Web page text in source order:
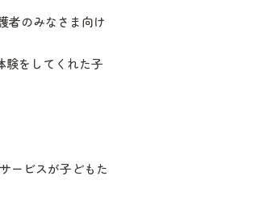
者のみなさま向け
験をしてくれた子
ービスが子どもた